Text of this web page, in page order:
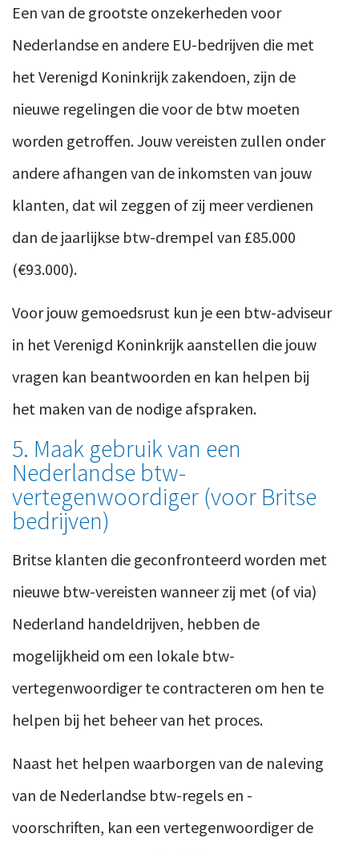
Een van de grootste onzekerheden voor
Nederlandse en andere EU-bedrijven die met
het Verenigd Koninkrijk zakendoen, zijn de
nieuwe regelingen die voor de btw moeten
worden getroffen. Jouw vereisten zullen onder
andere afhangen van de inkomsten van jouw
klanten, dat wil zeggen of zij meer verdienen
dan de jaarlijkse btw-drempel van £85.000
(€93.000).
Voor jouw gemoedsrust kun je een btw-adviseur
in het Verenigd Koninkrijk aanstellen die jouw
vragen kan beantwoorden en kan helpen bij
het maken van de nodige afspraken.
5. Maak gebruik van een
Nederlandse btw-
vertegenwoordiger (voor Britse
bedrijven)
Britse klanten die geconfronteerd worden met
nieuwe btw-vereisten wanneer zij met (of via)
Nederland handeldrijven, hebben de
mogelijkheid om een lokale btw-
vertegenwoordiger te contracteren om hen te
helpen bij het beheer van het proces.
Naast het helpen waarborgen van de naleving
van de Nederlandse btw-regels en -
voorschriften, kan een vertegenwoordiger de